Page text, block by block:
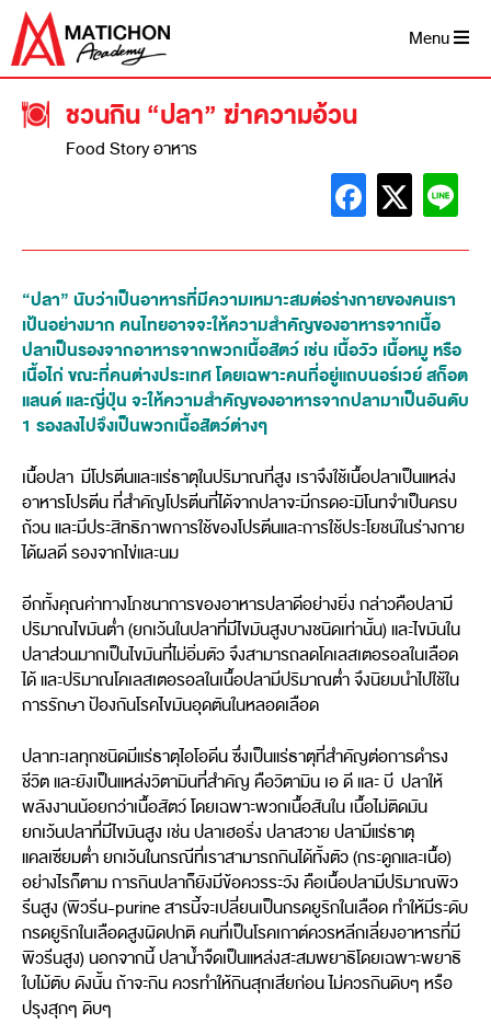
Menu
ชวนกิน “ปลา” ฆ่าความอ้วน
Food Story อาหาร
“ปลา” นับว่าเป็นอาหารที่มีความเหมาะสมต่อร่างกายของคนเรา
เป้นอย่างมาก คนไทยอาจจะให้ความสำคัญของอาหารจากเนื้อ
ปลาเป็นรองจากอาหารจากพวกเนื้อสัตว์ เช่น เนื้อวัว เนื้อหมู หรือ
เนื้อไก่ ขณะที่คนต่างประเทศ โดยเฉพาะคนที่อยู่แถบนอร์เวย์ สก็อต
แลนด์ และญี่ปุ่น จะให้ความสำคัญของอาหารจากปลามาเป็นอันดับ
1 รองลงไปจึงเป็นพวกเนื้อสัตว์ต่างๆ
เนื้อปลา มีโปรตีนและแร่ธาตุในปริมาณที่สูง เราจึงใช้เนื้อปลาเป็นแหล่ง
อาหารโปรตีน ที่สำคัญโปรตีนที่ได้จากปลาจะมีกรดอะมิโนทจำเป็นครบ
ถ้วน และมีประสิทธิภาพการใช้ของโปรตีนและการใช้ประโยชน์ในร่างกาย
ได้ผลดี รองจากไข่และนม
อีกทั้งคุณค่าทางโภชนาการของอาหารปลาดีอย่างยิ่ง กล่าวคือปลามี
ปริมาณไขมันต่ำ (ยกเว้นในปลาที่มีไขมันสูงบางชนิดเท่านั้น) และไขมันใน
ปลาส่วนมากเป็นไขมันที่ไม่อิ่มตัว จึงสามารถลดโคเลสเตอรอลในเลือด
ได้ และปริมาณโคเลสเตอรอลในเนื้อปลามีปริมาณต่ำ จึงนิยมนำไปใช้ใน
การรักษา ป้องกันโรคไขมันอุดตันในหลอดเลือด
ปลาทะเลทุกชนิดมีแร่ธาตุไอโอดีน ซึ่งเป็นแร่ธาตุที่สำคัญต่อการดำรง
ชีวิต และยังเป็นแหล่งวิตามินที่สำคัญ คือวิตามิน เอ ดี และ บี ปลาให้
พลังงานน้อยกว่าเนื้อสัตว์ โดยเฉพาะพวกเนื้อสันใน เนื้อไม่ติดมัน
ยกเว้นปลาที่มีไขมันสูง เช่น ปลาเฮอริ่ง ปลาสวาย ปลามีแร่ธาตุ
แคลเซียมต่ำ ยกเว้นในกรณีที่เราสามารถกินได้ทั้งตัว (กระดูกและเนื้อ)
อย่างไรก็ตาม การกินปลาก็ยังมีข้อควรระวัง คือเนื้อปลามีปริมาณพิว
รีนสูง (พิวรีน-purine สารนี้จะเปลี่ยนเป็นกรดยูริกในเลือด ทำให้มีระดับ
กรดยูริกในเลือดสูงผิดปกติ คนที่เป็นโรคเกาต์ควรหลีกเลี่ยงอาหารที่มี
พิวรีนสูง) นอกจากนี้ ปลาน้ำจืดเป็นแหล่งสะสมพยาธิโดยเฉพาะพยาธิ
ใบไม้ตับ ดังนั้น ถ้าจะกิน ควรทำให้กินสุกเสียก่อน ไม่ควรกินดิบๆ หรือ
ปรุงสุกๆ ดิบๆ